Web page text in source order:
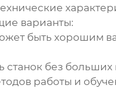
варианты:
быть хорошим
станок без
работы и